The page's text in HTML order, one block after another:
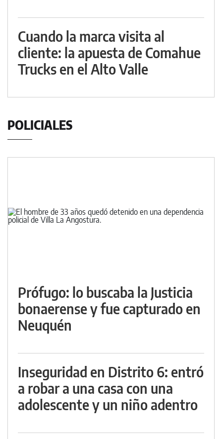
Cuando la marca visita al
cliente: la apuesta de Comahue
Trucks en el Alto Valle
POLICIALES
Prófugo: lo buscaba la Justicia
bonaerense y fue capturado en
Neuquén
Inseguridad en Distrito 6: entró
a robar a una casa con una
adolescente y un niño adentro